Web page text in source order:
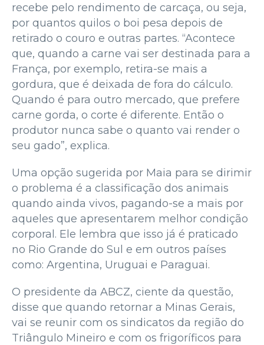
recebe pelo rendimento de carcaça, ou seja,
por quantos quilos o boi pesa depois de
retirado o couro e outras partes. “Acontece
que, quando a carne vai ser destinada para a
França, por exemplo, retira-se mais a
gordura, que é deixada de fora do cálculo.
Quando é para outro mercado, que prefere
carne gorda, o corte é diferente. Então o
produtor nunca sabe o quanto vai render o
seu gado”, explica.
Uma opção sugerida por Maia para se dirimir
o problema é a classificação dos animais
quando ainda vivos, pagando-se a mais por
aqueles que apresentarem melhor condição
corporal. Ele lembra que isso já é praticado
no Rio Grande do Sul e em outros países
como: Argentina, Uruguai e Paraguai.
O presidente da ABCZ, ciente da questão,
disse que quando retornar a Minas Gerais,
vai se reunir com os sindicatos da região do
Triângulo Mineiro e com os frigoríficos para